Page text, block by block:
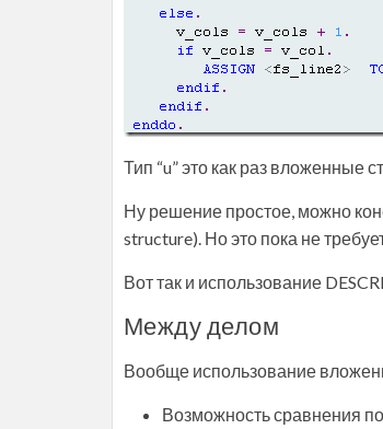
Тип “u” это как раз вложенные
Ну решение простое, можно
structure). Но это пока не
Вот так и использование
Между делом
Вообще использование
Возможность сравнения